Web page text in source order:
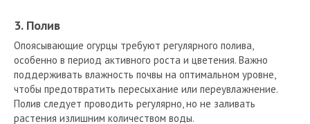
3. Полив
Опоясывающие огурцы требуют регулярного полива,
особенно в период активного роста и цветения. Важно
поддерживать влажность почвы на оптимальном уровне,
чтобы предотвратить пересыхание или переувлажнение.
Полив следует проводить регулярно, но не заливать
растения излишним количеством воды.